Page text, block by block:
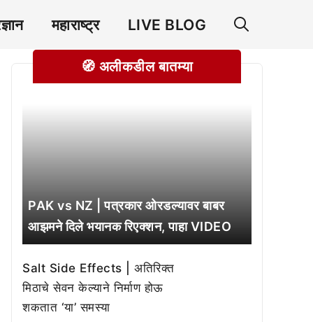
महाराष्ट्र LIVE BLOG
🧭 अलीकडील बातम्या
PAK vs NZ | पत्रकार ओरडल्यावर बाबर
आझमने दिले भयानक रिएक्शन, पाहा VIDEO
Salt Side Effects | अतिरिक्त
मिठाचे सेवन केल्याने निर्माण होऊ
शकतात ‘या’ समस्या